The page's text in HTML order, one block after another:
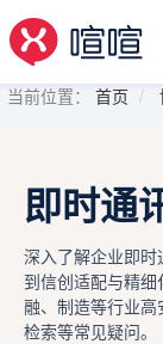
当前位置： 首页
即时通
深入了解企业即
到信创适配与精
融、制造等行业
检索等常见疑问。